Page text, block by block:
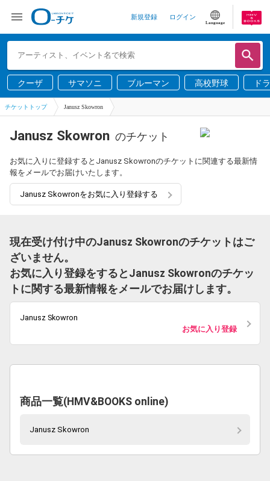
新規登録 ログイン
Language
クーザ サマソニ ブルーマン 高校野球 ド
チケットトップ Janusz Skowron
Janusz Skowron のチケット
お気に入りに登録するとJanusz Skowronのチケットに関連する最新情
報をメールでお届けいたします。
Janusz Skowronをお気に入り登録する
現在受け付け中のJanusz Skowronのチケットはご
ざいません。
お気に入り登録をするとJanusz Skowronのチケッ
トに関する最新情報をメールでお届けします。
Janusz Skowron
お気に入り登録
商品一覧(HMV&BOOKS online)
Janusz Skowron